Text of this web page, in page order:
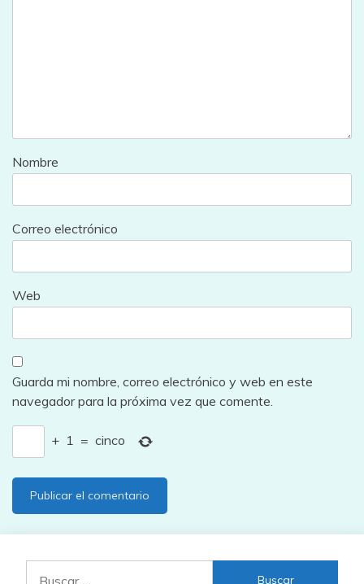
Nombre
Correo electrónico
Web
Guarda mi nombre, correo electrónico y web en este
navegador para la próxima vez que comente.
+ 1 = cinco